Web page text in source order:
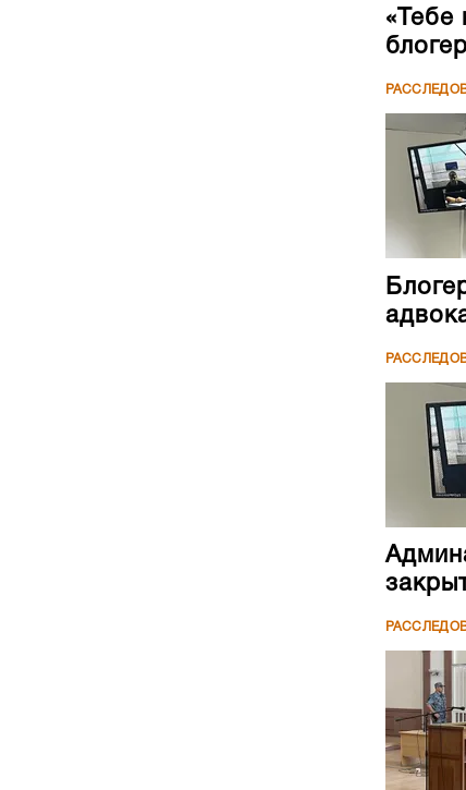
«Тебе